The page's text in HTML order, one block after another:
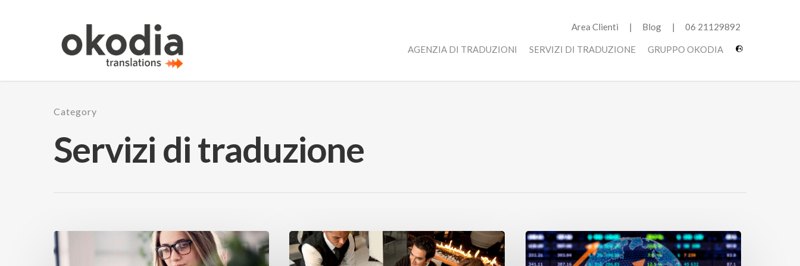
Area Clienti Blog 06 21129892
AGENZIA DI TRADUZIONI SERVIZI DI TRADUZIONE GRUPPO OKODIA
Category
Servizi di traduzione